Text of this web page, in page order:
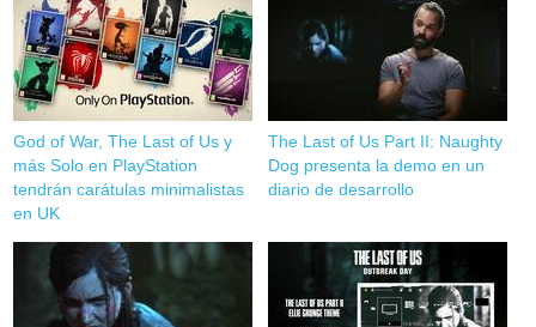
God of War, The Last of Us y
más Solo en PlayStation
tendrán carátulas minimalistas
en UK
The Last of Us Part II: Naughty
Dog presenta la demo en un
diario de desarrollo